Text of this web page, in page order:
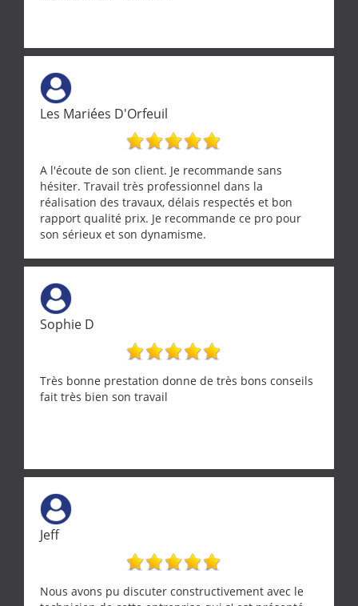
Les Mariées D'Orfeuil
A l'écoute de son client. Je recommande sans
hésiter. Travail très professionnel dans la
réalisation des travaux, délais respectés et bon
rapport qualité prix. Je recommande ce pro pour
son sérieux et son dynamisme.
Sophie D
Très bonne prestation donne de très bons conseils
fait très bien son travail
Jeff
Nous avons pu discuter constructivement avec le